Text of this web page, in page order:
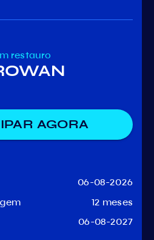
restauro
AGORA
06-08-2026
12 meses
06-08-2027